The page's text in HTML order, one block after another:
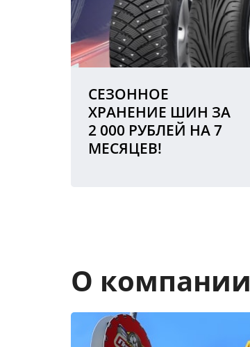
СЕЗОННОЕ
ХРАНЕНИЕ ШИН ЗА
2 000 РУБЛЕЙ НА 7
МЕСЯЦЕВ!
О компании